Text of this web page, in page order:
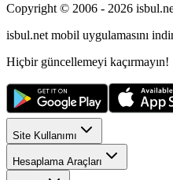
Copyright © 2006 - 2026
isbul.net mobil uygulamasını
Hiçbir güncellemeyi kaçırmayın!
Site Kullanımı
Hesaplama Araçları